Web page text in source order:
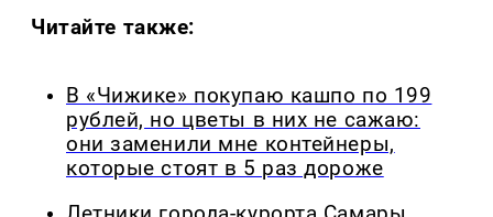
Читайте также:
В «Чижике» покупаю кашпо по 199
рублей, но цветы в них не сажаю:
они заменили мне контейнеры,
которые стоят в 5 раз дороже